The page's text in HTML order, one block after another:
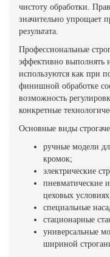
чистоту обработки.
значительно упрощает
результата.
Профессиональные
эффективно выполнять
используются как при
финишной обработке
возможность
конкретные
Основные виды
ручные модели
кромок;
электрические
пневматические
цеховых
специальные
стационарные
универсальные
шириной